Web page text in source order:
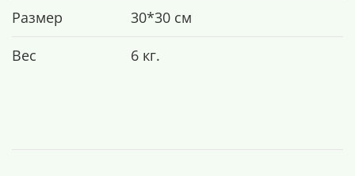
Размер
30*30 см
Вес
6 кг.